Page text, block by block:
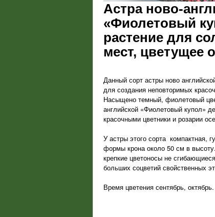
Астра ново-
«Фиолетовый
растение для
мест, цветущее
Данный сорт астры ново
для создания неповторимых
Насыщено темный, фиолетовый
английской «Фиолетовый купол»
красочными цветники и розарии
У астры этого сорта компактная,
формы крона около 50 см в
крепкие цветоносы не
больших соцветий свойственных
Время цветения сентябрь, октябрь.